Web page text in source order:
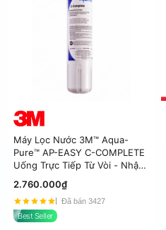
Máy Lọc Nước 3M™ Aqua-
Pure™ AP-EASY C-COMPLETE
Uống Trực Tiếp Từ Vòi - Nhập
2.760.000₫
Đã bán 3427
Best Seller